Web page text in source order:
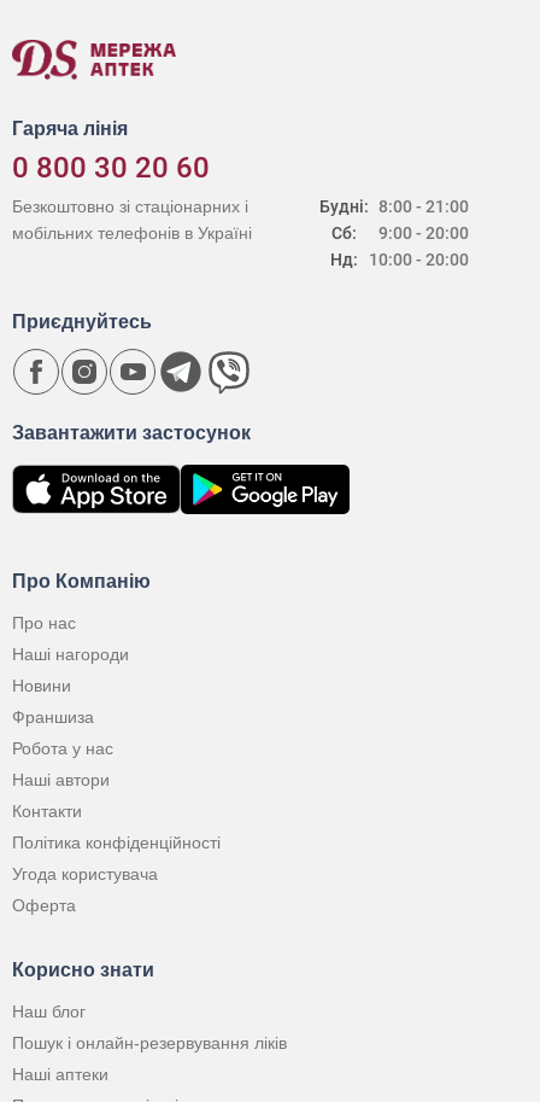
Гаряча лінія
0 800 30 20 60
Будні:
Сб:
Нд:
8:00 - 21:00
9:00 - 20:00
10:00 - 20:00
Безкоштовно зі стаціонарних і
мобільних телефонів в Україні
Про Компанію
Про нас
Наші нагороди
Новини
Франшиза
Робота у нас
Наші автори
Контакти
Політика конфіденційності
Угода користувача
Оферта
Корисно знати
Наш блог
Пошук і онлайн-резервування ліків
Наші аптеки
Завантажити застосунок
Приєднуйтесь